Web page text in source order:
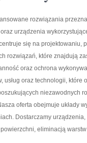
rozwiązania
urządzenia
się na projektowaniu,
rozwiązań, które znajdują
oraz ochrona
usług oraz technologii,
niezawodnych
oferta obejmuje układy
Dostarczamy
eliminacją